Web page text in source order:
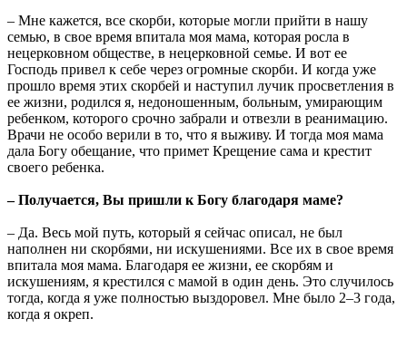
– Мне кажется, все скорби, которые могли прийти в нашу
семью, в свое время впитала моя мама, которая росла в
нецерковном обществе, в нецерковной семье. И вот ее
Господь привел к себе через огромные скорби. И когда уже
прошло время этих скорбей и наступил лучик просветления в
ее жизни, родился я, недоношенным, больным, умирающим
ребенком, которого срочно забрали и отвезли в реанимацию.
Врачи не особо верили в то, что я выживу. И тогда моя мама
дала Богу обещание, что примет Крещение сама и крестит
своего ребенка.
– Получается, Вы пришли к Богу благодаря маме?
– Да. Весь мой путь, который я сейчас описал, не был
наполнен ни скорбями, ни искушениями. Все их в свое время
впитала моя мама. Благодаря ее жизни, ее скорбям и
искушениям, я крестился с мамой в один день. Это случилось
тогда, когда я уже полностью выздоровел. Мне было 2–3 года,
когда я окреп.